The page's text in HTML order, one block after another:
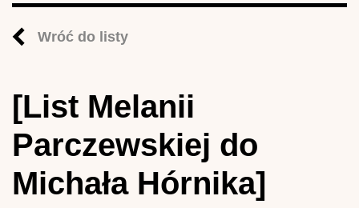
Wróć do listy
[List Melanii
Parczewskiej do
Michała Hórnika]